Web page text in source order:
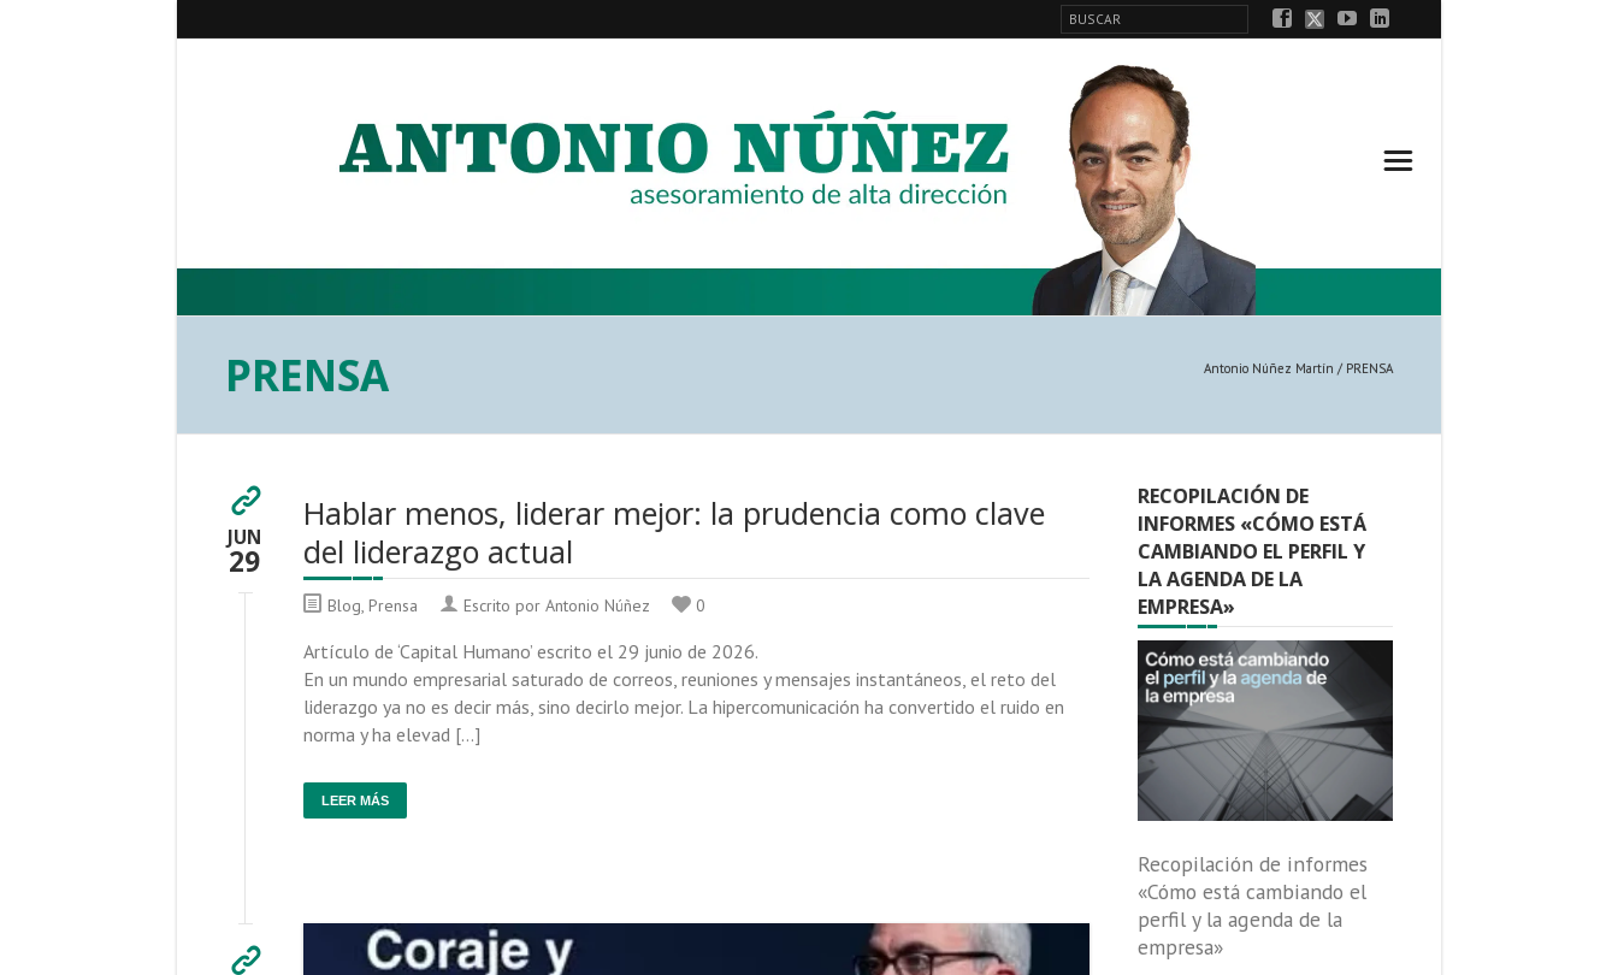
PRENSA Antonio Núñez Martín / PRENSA
JUN
29
Hablar menos, liderar mejor: la prudencia como clave
del liderazgo actual
Blog, Prensa Escrito por Antonio Núñez 0
Artículo de ‘Capital Humano’ escrito el 29 junio de 2026.
En un mundo empresarial saturado de correos, reuniones y mensajes instantáneos, el reto del
liderazgo ya no es decir más, sino decirlo mejor. La hipercomunicación ha convertido el ruido en
norma y ha elevad […]
LEER MÁS
RECOPILACIÓN DE
INFORMES «CÓMO ESTÁ
CAMBIANDO EL PERFIL Y
LA AGENDA DE LA
EMPRESA»
Recopilación de informes
«Cómo está cambiando el
perfil y la agenda de la
empresa»